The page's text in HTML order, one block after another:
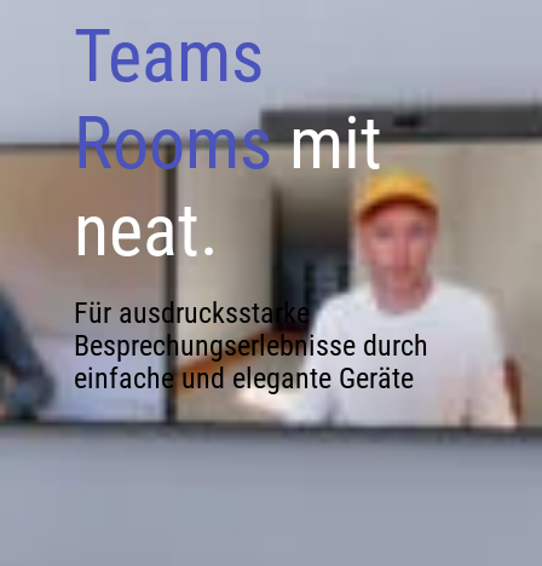
Teams
Roomsmit
neat.
Für ausdrucksstarke
Besprechungserlebnisse durch
einfache und elegante Geräte